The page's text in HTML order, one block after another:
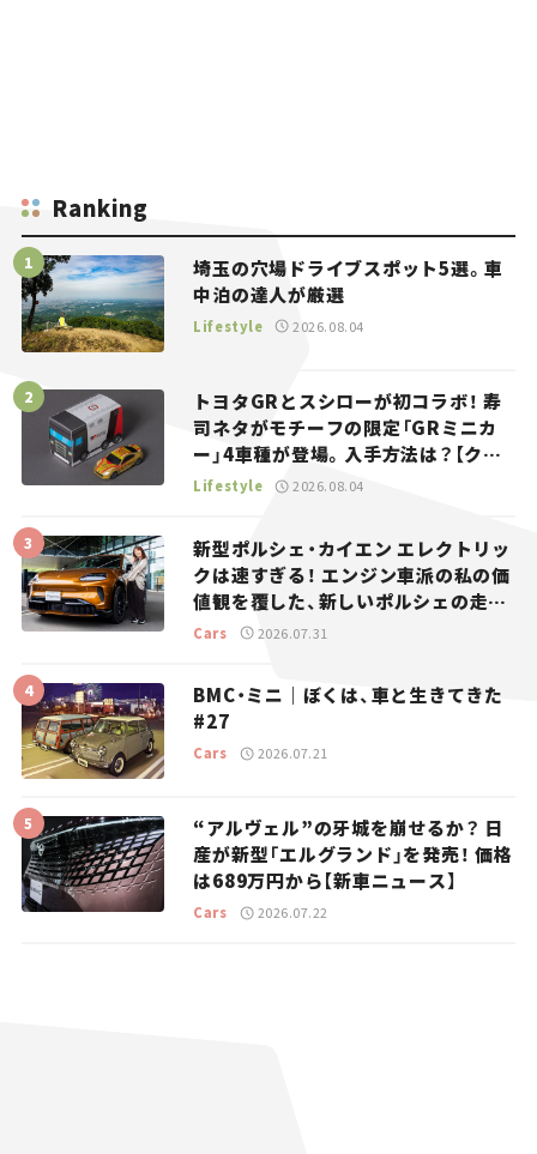
Ranking
埼玉の穴場ドライブスポット5選。車
中泊の達人が厳選
Lifestyle 2026.08.04
トヨタGRとスシローが初コラボ！ 寿
司ネタがモチーフの限定「GRミニカ
ー」4車種が登場。入手方法は？【クル
マとホビー】
Lifestyle 2026.08.04
新型ポルシェ・カイエン エレクトリッ
クは速すぎる！ エンジン車派の私の価
値観を覆した、新しいポルシェの走
り。
Cars 2026.07.31
BMC・ミニ｜ぼくは、車と生きてきた
#27
Cars 2026.07.21
“アルヴェル”の牙城を崩せるか？ 日
産が新型「エルグランド」を発売！ 価格
は689万円から【新車ニュース】
Cars 2026.07.22